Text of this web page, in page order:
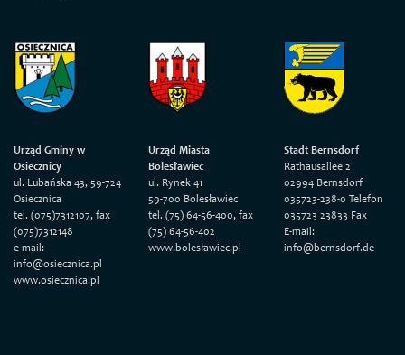
Urząd Gminy w
Osiecznicy
ul. Lubańska 43, 59-724
Osiecznica
tel. (075)7312107, fax
(075)7312148
e-mail:
info@osiecznica.pl
www.osiecznica.pl
Urząd Miasta
Bolesławiec
ul. Rynek 41
59-700 Bolesławiec
tel. (75) 64-56-400, fax
(75) 64-56-402
www.bolesławiec.pl
Stadt Bernsdorf
Rathausallee 2
02994 Bernsdorf
035723-238-0 Telefon
035723 23833 Fax
E-mail:
info@bernsdorf.de